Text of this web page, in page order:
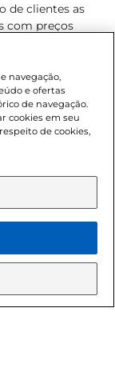
de clientes as
com preços
para
podendo
a venda
anos, conforme
Criança e do
para o
on-line é de
navegação,
e ofertas
de navegação.
cookies em seu
de cookies,